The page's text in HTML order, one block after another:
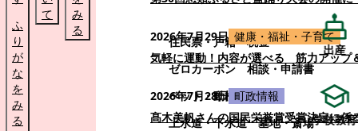
ふ
り
が
な
を
み
る
て
み
る
住民票・戸籍
税金
ゼロカーボン
相談・申請書
ペット・動植物
ごみ
上水道・下水道
墓地・斎場
2026年7月29日 健康・福祉・子育て
気軽に運動！内容が選べる 筋力アップ
2026年7月28日 町政情報
髙木美帆さんの国民栄誉賞受賞決定に係
出産
学校教育